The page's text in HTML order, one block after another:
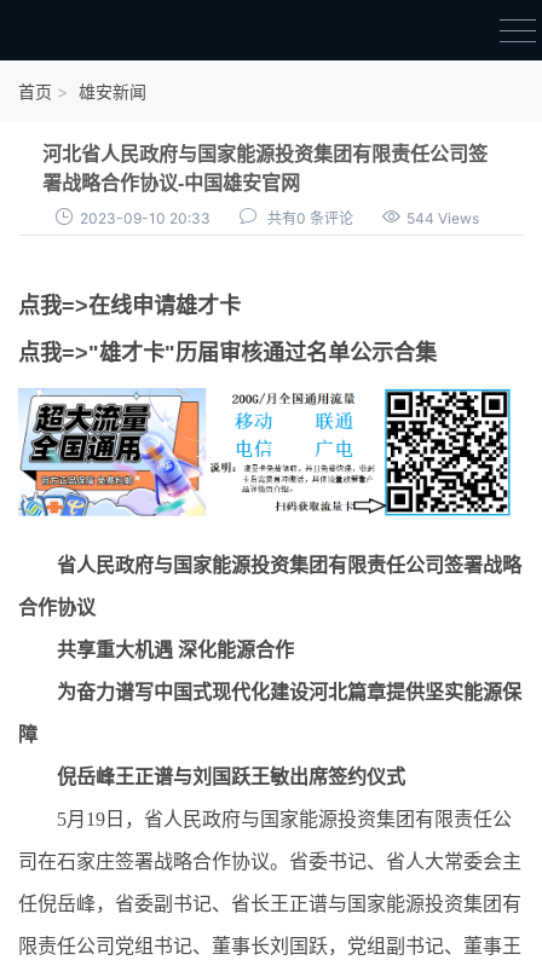
点我申领雄才卡
审核通过公示
首页 雄安新闻
河北省人民政府与国家能源投资集团有限责任公司签
署战略合作协议-中国雄安官网
2023-09-10 20:33 共有0 条评论 544 Views
点我=>在线申请雄才卡
点我=>"雄才卡"历届审核通过名单公示合集
省人民政府与国家能源投资集团有限责任公司签署战略
合作协议
共享重大机遇 深化能源合作
为奋力谱写中国式现代化建设河北篇章提供坚实能源保
障
倪岳峰王正谱与刘国跃王敏出席签约仪式
5月19日，省人民政府与国家能源投资集团有限责任公
司在石家庄签署战略合作协议。省委书记、省人大常委会主
任倪岳峰，省委副书记、省长王正谱与国家能源投资集团有
限责任公司党组书记、董事长刘国跃，党组副书记、董事王